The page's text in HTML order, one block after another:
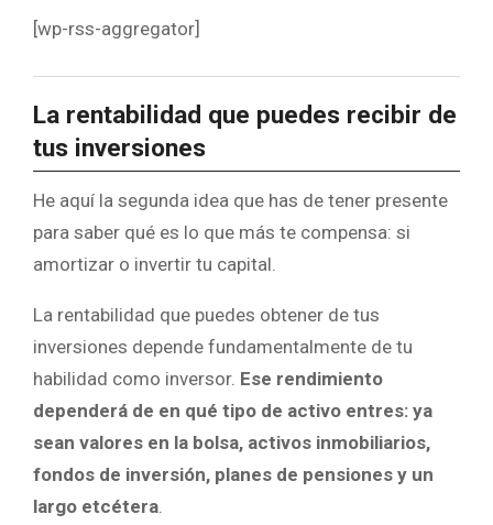
[wp-rss-aggregator]
La rentabilidad que puedes recibir de
tus inversiones
He aquí la segunda idea que has de tener presente
para saber qué es lo que más te compensa: si
amortizar o invertir tu capital.
La rentabilidad que puedes obtener de tus
inversiones depende fundamentalmente de tu
habilidad como inversor. Ese rendimiento
dependerá de en qué tipo de activo entres: ya
sean valores en la bolsa, activos inmobiliarios,
fondos de inversión, planes de pensiones y un
largo etcétera